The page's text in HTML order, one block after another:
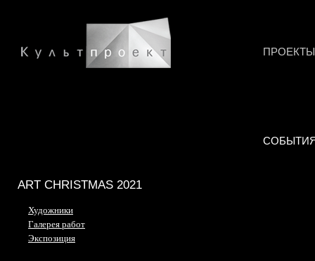
ПРОЕКТЫ
ART CHRISTMAS 2021
Художники
Галерея работ
Экспозиция